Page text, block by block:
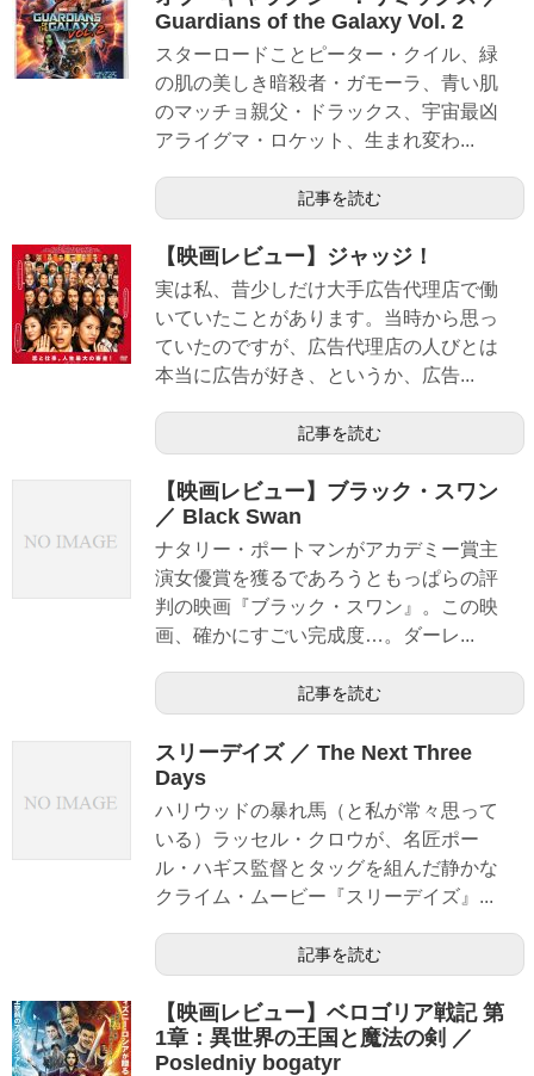
Guardians of the Galaxy Vol. 2
スターロードことピーター・クイル、緑
の肌の美しき暗殺者・ガモーラ、青い肌
のマッチョ親父・ドラックス、宇宙最凶
アライグマ・ロケット、生まれ変わ...
記事を読む
【映画レビュー】ジャッジ！
実は私、昔少しだけ大手広告代理店で働
いていたことがあります。当時から思っ
ていたのですが、広告代理店の人びとは
本当に広告が好き、というか、広告...
記事を読む
【映画レビュー】ブラック・スワン
／ Black Swan
ナタリー・ポートマンがアカデミー賞主
演女優賞を獲るであろうともっぱらの評
判の映画『ブラック・スワン』。この映
画、確かにすごい完成度…。ダーレ...
記事を読む
スリーデイズ ／ The Next Three
Days
ハリウッドの暴れ馬（と私が常々思って
いる）ラッセル・クロウが、名匠ポー
ル・ハギス監督とタッグを組んだ静かな
クライム・ムービー『スリーデイズ』...
記事を読む
【映画レビュー】ベロゴリア戦記 第
1章：異世界の王国と魔法の剣 ／
Posledniy bogatyr